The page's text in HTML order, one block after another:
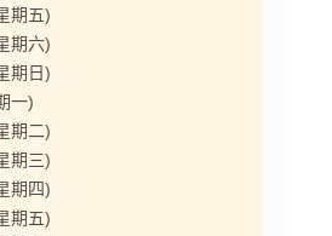
期五)
期六)
期日)
一)
期二)
期三)
期四)
期五)